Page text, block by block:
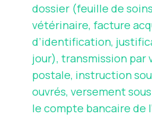
dossier (feuille de
vétérinaire, facture
d’identification,
jour), transmission par
postale, instruction
ouvrés, versement
le compte bancaire de